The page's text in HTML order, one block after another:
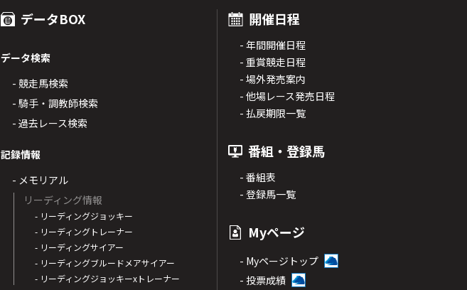
データBOX
データ検索
- 競走馬検索
- 騎手・調教師検索
- 過去レース検索
記録情報
- メモリアル
リーディング情報
- リーディングジョッキー
- リーディングトレーナー
- リーディングサイアー
- リーディングブルードメアサイアー
- リーディングジョッキーxトレーナー
開催日程
- 年間開催日程
- 重賞競走日程
- 場外発売案内
- 他場レース発売日程
- 払戻期限一覧
番組・登録馬
- 番組表
- 登録馬一覧
Myページ
- Myページトップ
- 投票成績